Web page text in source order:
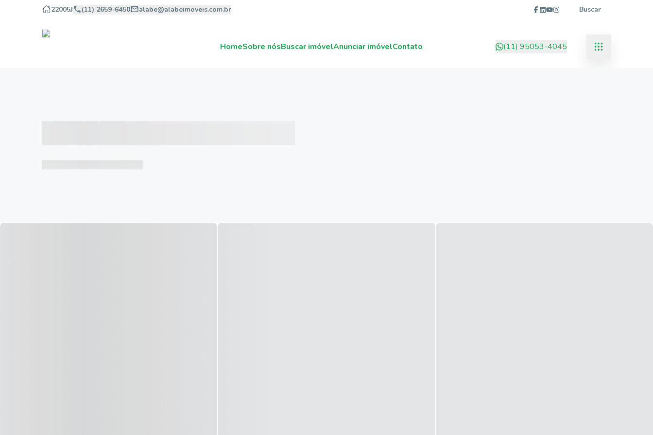
22005J (11) 2659-6450 alabe@alabeimoveis.com.br Buscar
HomeSobre nósBuscar imóvelAnunciar imóvelContato (11) 95053-4045